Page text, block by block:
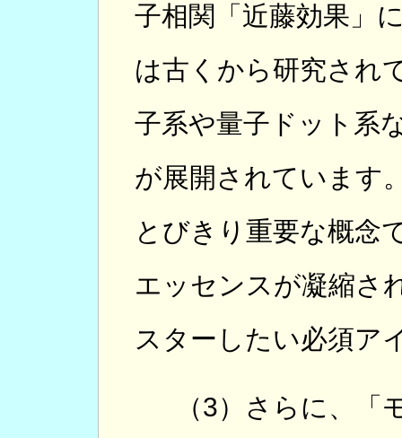
子相関「近藤効果」
は古くから研究され
子系や量子ドット系
が展開されています
とびきり重要な概念
エッセンスが凝縮さ
スターしたい必須ア
（3）さらに、「